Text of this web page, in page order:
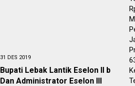
31 DES 2019
Bupati Lebak Lantik Eselon II b
Dan Administrator Eselon III